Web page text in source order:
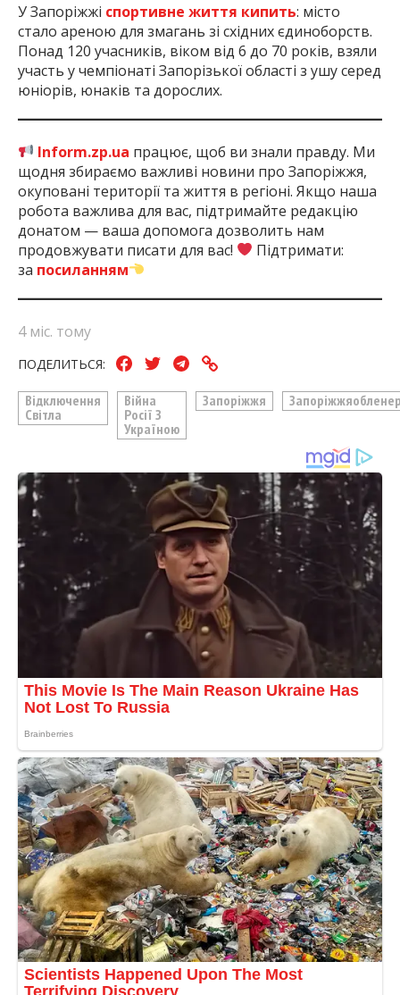
У Запоріжжі спортивне життя кипить: місто
стало ареною для змагань зі східних єдиноборств.
Понад 120 учасників, віком від 6 до 70 років, взяли
участь у чемпіонаті Запорізької області з ушу серед
юніорів, юнаків та дорослих.
Inform.zp.ua працює, щоб ви знали правду. Ми
щодня збираємо важливі новини про Запоріжжя,
окуповані території та життя в регіоні. Якщо наша
робота важлива для вас, підтримайте редакцію
донатом — ваша допомога дозволить нам
продовжувати писати для вас!
Підтримати:
за посиланням
4 міс. тому
ПОДЕЛИТЬСЯ:
Відключення
Світла
Війна
Росії З
Україною
Запоріжжя